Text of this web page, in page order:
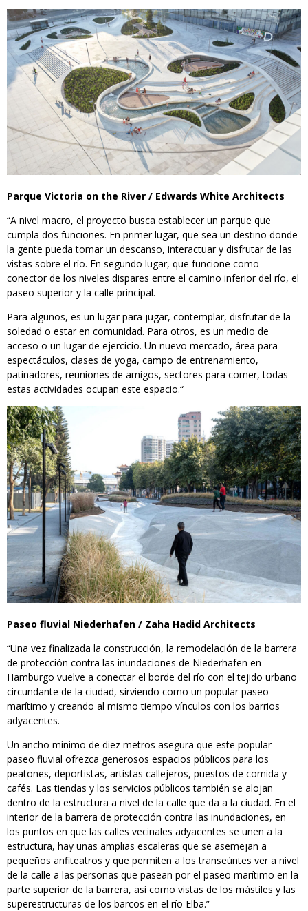
Parque Victoria on the River / Edwards White Architects
“A nivel macro, el proyecto busca establecer un parque que
cumpla dos funciones. En primer lugar, que sea un destino donde
la gente pueda tomar un descanso, interactuar y disfrutar de las
vistas sobre el río. En segundo lugar, que funcione como
conector de los niveles dispares entre el camino inferior del río, el
paseo superior y la calle principal.
Para algunos, es un lugar para jugar, contemplar, disfrutar de la
soledad o estar en comunidad. Para otros, es un medio de
acceso o un lugar de ejercicio. Un nuevo mercado, área para
espectáculos, clases de yoga, campo de entrenamiento,
patinadores, reuniones de amigos, sectores para comer, todas
estas actividades ocupan este espacio.“
Paseo fluvial Niederhafen / Zaha Hadid Architects
“Una vez finalizada la construcción, la remodelación de la barrera
de protección contra las inundaciones de Niederhafen en
Hamburgo vuelve a conectar el borde del río con el tejido urbano
circundante de la ciudad, sirviendo como un popular paseo
marítimo y creando al mismo tiempo vínculos con los barrios
adyacentes.
Un ancho mínimo de diez metros asegura que este popular
paseo fluvial ofrezca generosos espacios públicos para los
peatones, deportistas, artistas callejeros, puestos de comida y
cafés. Las tiendas y los servicios públicos también se alojan
dentro de la estructura a nivel de la calle que da a la ciudad. En el
interior de la barrera de protección contra las inundaciones, en
los puntos en que las calles vecinales adyacentes se unen a la
estructura, hay unas amplias escaleras que se asemejan a
pequeños anfiteatros y que permiten a los transeúntes ver a nivel
de la calle a las personas que pasean por el paseo marítimo en la
parte superior de la barrera, así como vistas de los mástiles y las
superestructuras de los barcos en el río Elba.”